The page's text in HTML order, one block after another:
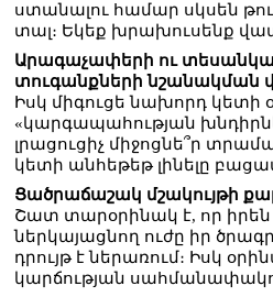
ստանալու համար սկսեն
տալ։ Եկեք խրախուսենք վատ
Արագաչափերի ու
տուգանքների նշանակման
Իսկ միգուցե նախորդ կետի
«կարգապահության
լրացուցիչ միջոցնե՞ր
կետի անհեթեթ լինելը
Ցածրաճաշակ մշակույթի
Շատ տարօրինակ է, որ
ներկայացնող ուժը իր
դրույթ է ներառում։ Իսկ
կարճության